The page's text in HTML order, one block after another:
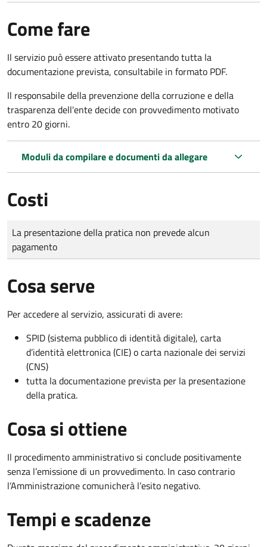
Come fare
Il servizio può essere attivato presentando tutta la
documentazione prevista, consultabile in formato PDF.
Il responsabile della prevenzione della corruzione e della
trasparenza dell'ente decide con provvedimento motivato
entro 20 giorni.
Moduli da compilare e documenti da allegare
Costi
Tipo di pagamento
Importo
La presentazione della pratica non prevede alcun
pagamento
Cosa serve
Per accedere al servizio, assicurati di avere:
SPID (sistema pubblico di identità digitale), carta
d’identità elettronica (CIE) o carta nazionale dei servizi
(CNS)
tutta la documentazione prevista per la presentazione
della pratica.
Cosa si ottiene
Il procedimento amministrativo si conclude positivamente
senza l’emissione di un provvedimento. In caso contrario
l’Amministrazione comunicherà l’esito negativo.
Tempi e scadenze